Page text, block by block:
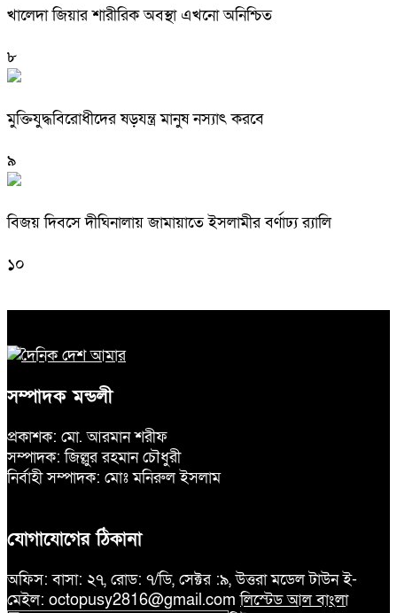
খালেদা জিয়ার শারীরিক অবস্থা এখনো অনিশ্চিত
৮
মুক্তিযুদ্ধবিরোধীদের ষড়যন্ত্র মানুষ নস্যাৎ করবে
৯
বিজয় দিবসে দীঘিনালায় জামায়াতে ইসলামীর বর্ণাঢ্য র‍্যালি
১০
সম্পাদক মন্ডলী
প্রকাশক: মো. আরমান শরীফ
সম্পাদক: জিল্লুর রহমান চৌধুরী
নির্বাহী সম্পাদক: মোঃ মনিরুল ইসলাম
যোগাযোগের ঠিকানা
অফিস: বাসা: ২৭, রোড: ৭/ডি, সেক্টর :৯, উত্তরা মডেল টাউন ই-
মেইল: octopusy2816@gmail.comলিস্টেড আল বাংলা